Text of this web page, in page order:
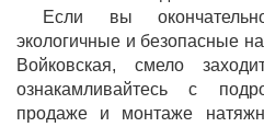
Если вы
экологичные и безопасные
Войковская, смело
ознакамливайтесь с
продаже и монтаже